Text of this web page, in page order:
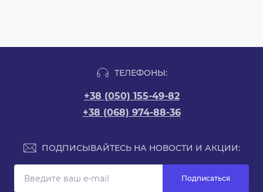
ТЕЛЕФОНЫ:
+38 (050) 155-49-82
+38 (068) 974-88-36
ПОДПИСЫВАЙТЕСЬ НА НОВОСТИ И АКЦИИ:
Подписаться